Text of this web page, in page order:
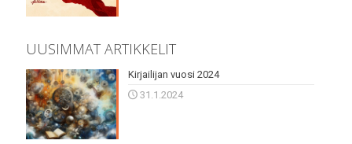
UUSIMMAT ARTIKKELIT
Kirjailijan vuosi 2024
31.1.2024